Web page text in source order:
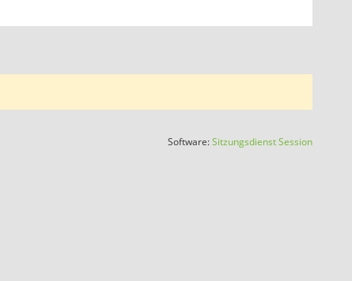
Software:SitzungsdienstSession(Wird in